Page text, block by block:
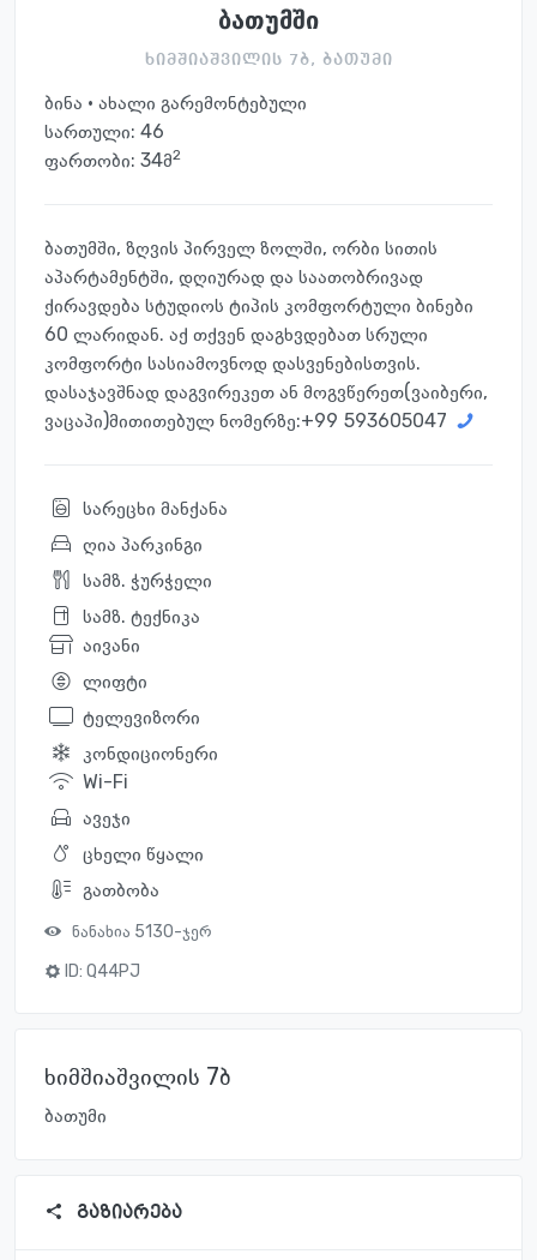
ბათუმში
ხიმშიაშვილის 7ბ, ბათუმი
ბინა · ახალი გარემონტებული
სართული: 46
ფართობი: 34მ2
ბათუმში, ზღვის პირველ ზოლში, ორბი სითის
აპარტამენტში, დღიურად და საათობრივად
ქირავდება სტუდიოს ტიპის კომფორტული ბინები
60 ლარიდან. აქ თქვენ დაგხვდებათ სრული
კომფორტი სასიამოვნოდ დასვენებისთვის.
დასაჯავშნად დაგვირეკეთ ან მოგვწერეთ(ვაიბერი,
ვაცაპი)მითითებულ ნომერზე:+99 593605047
სარეცხი მანქანა
ღია პარკინგი
სამზ. ჭურჭელი
სამზ. ტექნიკა
აივანი
ლიფტი
ტელევიზორი
კონდიციონერი
Wi-Fi
ავეჯი
ცხელი წყალი
გათბობა
ნანახია 5130-ჯერ
ID: Q44PJ
ხიმშიაშვილის 7ბ
ბათუმი
გაზიარება